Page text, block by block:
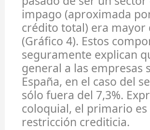
impago (aproximada
crédito total) era mayor
(Gráfico 4). Estos
seguramente explican
general a las empresas
España, en el caso del
sólo fuera del 7,3%.
coloquial, el primario
restricción crediticia.